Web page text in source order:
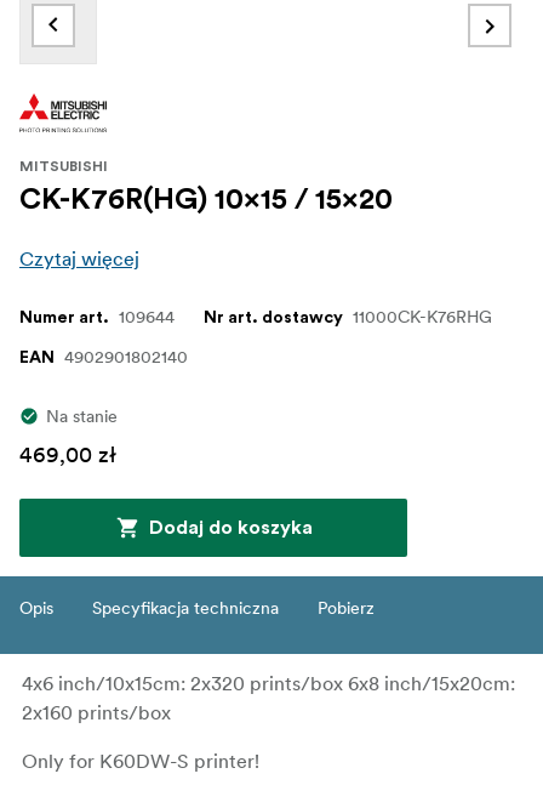
MITSUBISHI
CK-K76R(HG) 10x15 / 15x20
Czytaj więcej
Numer art. 109644 Nr art. dostawcy 11000CK-K76RHG
EAN 4902901802140
Na stanie
469,00 zł
Dodaj do koszyka
Opis Specyfikacja techniczna Pobierz
4x6 inch/10x15cm: 2x320 prints/box 6x8 inch/15x20cm:
2x160 prints/box
Only for K60DW-S printer!